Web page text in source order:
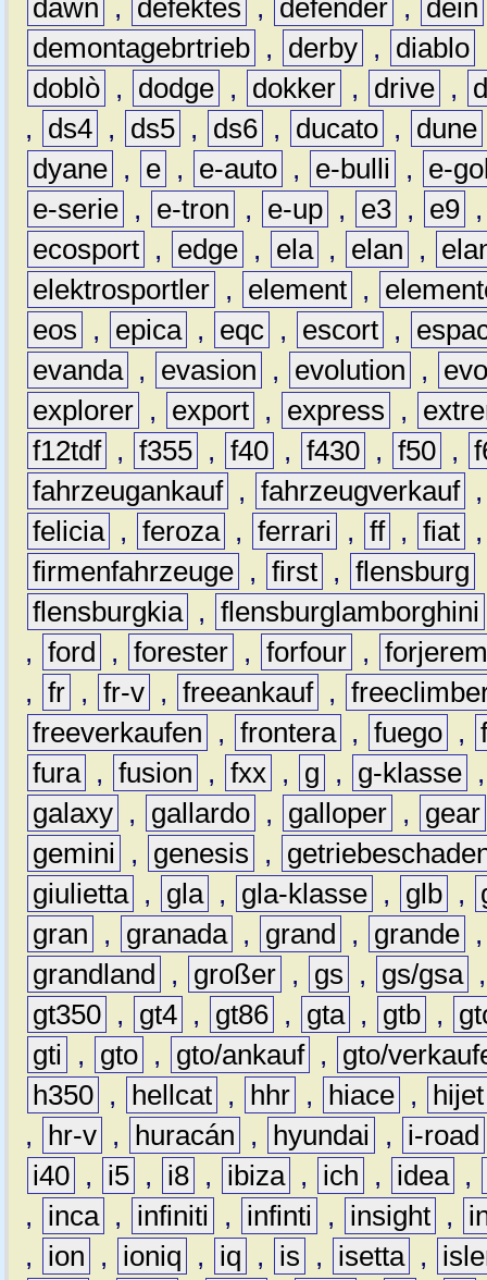
dawn , defektes , defender , dein
demontagebrtrieb , derby , diablo
doblò , dodge , dokker , drive ,
,
ds4 , ds5 , ds6 , ducato , dune
dyane , e , e-auto , e-bulli ,
e-
e-serie , e-tron , e-up , e3 , e9
ecosport , edge , ela , elan ,
elektrosportler , element ,
eos
, epica , eqc , escort ,
evanda , evasion , evolution ,
explorer , export , express ,
f12tdf , f355 , f40 , f430 , f50 ,
fahrzeugankauf , fahrzeugverkauf
felicia , feroza , ferrari , ff , fiat
firmenfahrzeuge , first , flensburg
flensburgkia , flensburglamborghini
, ford , forester , forfour ,
, fr , fr-v , freeankauf ,
freeverkaufen
, frontera , fuego ,
fura , fusion , fxx , g , g-klasse
galaxy , gallardo , galloper ,
gear
gemini
, genesis ,
giulietta , gla , gla-klasse , glb ,
gran
, granada , grand , grande
grandland
, großer , gs , gs/gsa
gt350 , gt4 , gt86 , gta , gtb ,
gti
, gto , gto/ankauf ,
gto/
h350 , hellcat , hhr , hiace ,
hijet
,
hr-v , huracán , hyundai ,
i-road
i40 , i5 , i8 , ibiza , ich , idea ,
,
inca , infiniti , infinti , insight ,
,
ion , ioniq , iq , is , isetta ,